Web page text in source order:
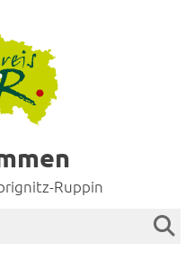
Ruppin